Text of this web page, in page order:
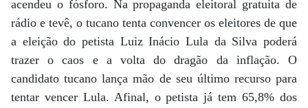
acendeu o fósforo. Na propaganda eleitoral gratuita de
rádio e tevê, o tucano tenta convencer os eleitores de que
a eleição do petista Luiz Inácio Lula da Silva poderá
trazer o caos e a volta do dragão da inflação. O
candidato tucano lança mão de seu último recurso para
tentar vencer Lula. Afinal, o petista já tem 65,8% dos